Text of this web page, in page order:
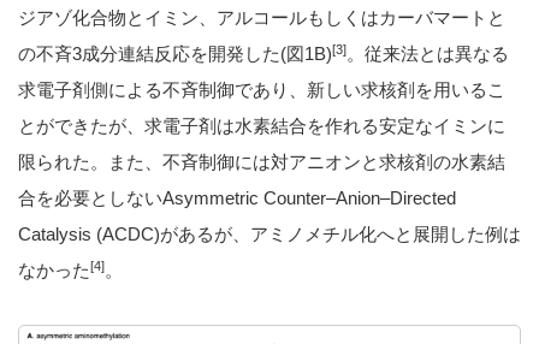
ジアゾ化合物とイミン、アルコールもしくはカーバマートと
の不斉3成分連結反応を開発した(図1B)[3]。従来法とは異なる
求電子剤側による不斉制御であり、新しい求核剤を用いるこ
とができたが、求電子剤は水素結合を作れる安定なイミンに
限られた。また、不斉制御には対アニオンと求核剤の水素結
合を必要としないAsymmetric Counter–Anion–Directed
Catalysis (ACDC)があるが、アミノメチル化へと展開した例は
なかった[4]。